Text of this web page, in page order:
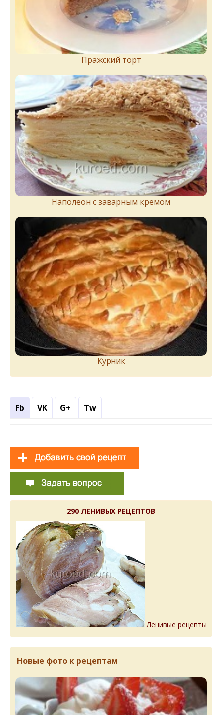
Пражский торт
Наполеон с заварным кремом
Курник
Fb VK G+ Tw
290 ЛЕНИВЫХ РЕЦЕПТОВ
Ленивые рецепты
Новые фото к рецептам